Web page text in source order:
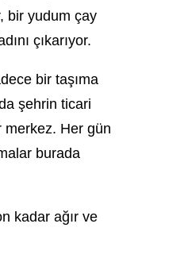
bir yudum çay
çıkarıyor.
bir taşıma
şehrin ticari
merkez. Her gün
burada
kadar ağır ve